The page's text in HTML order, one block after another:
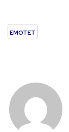
EMOTET